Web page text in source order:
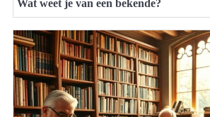
Wat weet je van een bekende?